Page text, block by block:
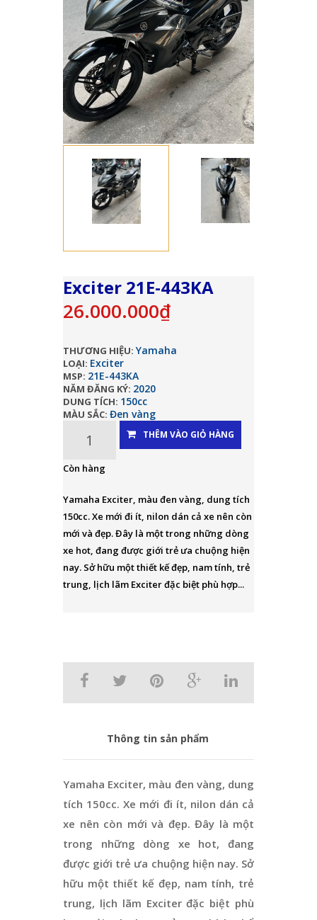
Exciter 21E-443KA
26.000.000₫
THƯƠNG HIỆU:Yamaha
LOẠI: Exciter
MSP: 21E-443KA
NĂM ĐĂNG KÝ: 2020
DUNG TÍCH: 150cc
MÀU SẮC: Đen vàng
THÊM VÀO GIỎ HÀNG
Còn hàng
Yamaha Exciter, màu đen vàng, dung tích
150cc. Xe mới đi ít, nilon dán cả xe nên còn
mới và đẹp. Đây là một trong những dòng
xe hot, đang được giới trẻ ưa chuộng hiện
nay. Sở hữu một thiết kế đẹp, nam tính, trẻ
trung, lịch lãm Exciter đặc biệt phù hợp...
Thông tin sản phẩm
Yamaha Exciter, màu đen vàng, dung
tích 150cc. Xe mới đi ít, nilon dán cả
xe nên còn mới và đẹp. Đây là một
trong những dòng xe hot, đang
được giới trẻ ưa chuộng hiện nay. Sở
hữu một thiết kế đẹp, nam tính, trẻ
trung, lịch lãm Exciter đặc biệt phù